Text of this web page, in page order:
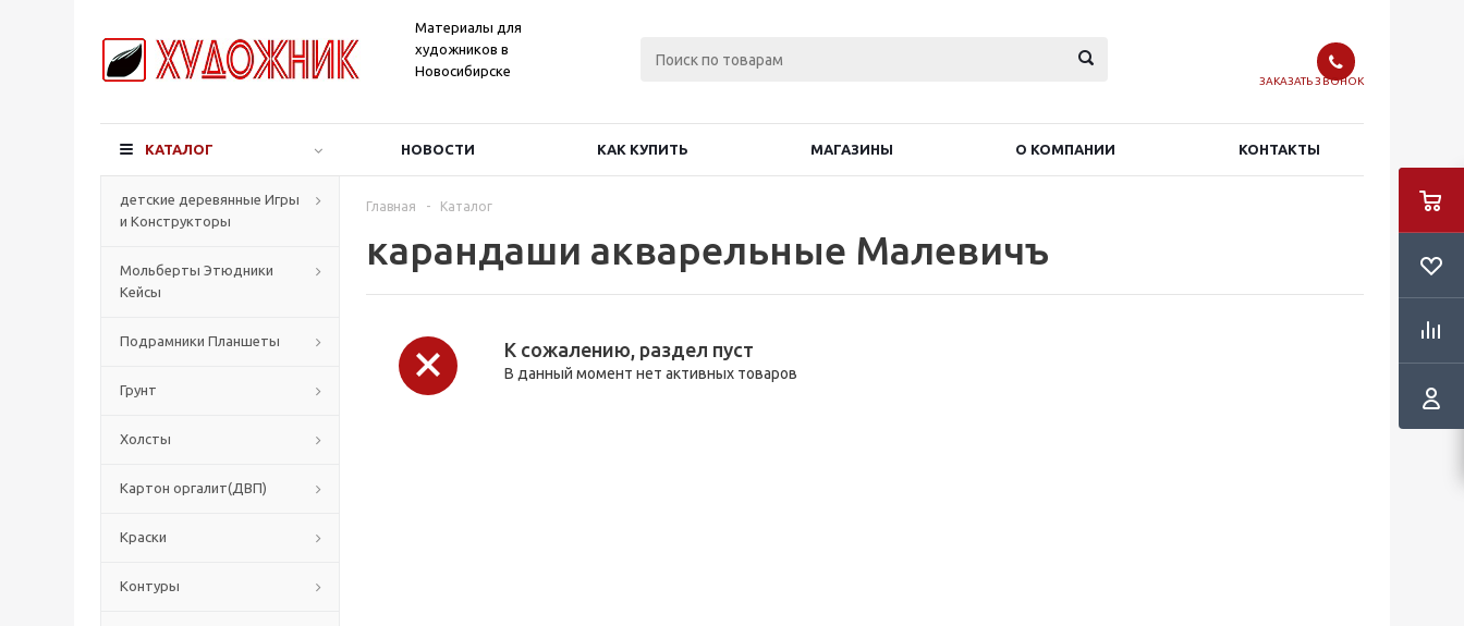
Материалы для
художников в
Новосибирске
ЗАКАЗАТЬ ЗВОНОК
КАТАЛОГ НОВОСТИ КАК КУПИТЬ МАГАЗИНЫ О КОМПАНИИ КОНТАКТЫ
детские деревянные Игры
и Конструкторы
Мольберты Этюдники
Кейсы
Подрамники Планшеты
Грунт
Холсты
Картон оргалит(ДВП)
Краски
Контуры
Главная - Каталог
карандаши акварельные Малевичъ
К сожалению, раздел пуст
В данный момент нет активных товаров